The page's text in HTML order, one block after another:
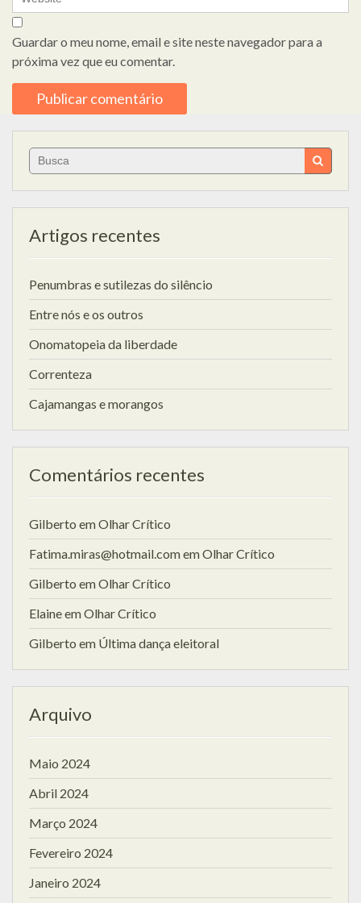
Guardar o meu nome, email e site neste navegador para a
próxima vez que eu comentar.
Search
for:
Artigos recentes
Penumbras e sutilezas do silêncio
Entre nós e os outros
Onomatopeia da liberdade
Correnteza
Cajamangas e morangos
Comentários recentes
Gilberto emOlhar Crítico
Fatima.miras@hotmail.comemOlhar Crítico
Gilberto emOlhar Crítico
ElaineemOlhar Crítico
Gilberto em Última dança eleitoral
Arquivo
Maio 2024
Abril 2024
Março 2024
Fevereiro 2024
Janeiro 2024